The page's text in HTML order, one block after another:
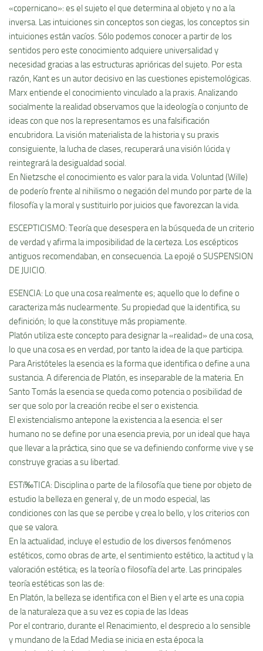
«copernicano»: es el sujeto el que determina al objeto y no a la
inversa. Las intuiciones sin conceptos son ciegas, los conceptos sin
intuiciones están vací­os. Sólo podemos conocer a partir de los
sentidos pero este conocimiento adquiere universalidad y
necesidad gracias a las estructuras aprióricas del sujeto. Por esta
razón, Kant es un autor decisivo en las cuestiones epistemológicas.
Marx entiende el conocimiento vinculado a la praxis. Analizando
socialmente la realidad observamos que la ideologí­a o conjunto de
ideas con que nos la representamos es una falsificación
encubridora. La visión materialista de la historia y su praxis
consiguiente, la lucha de clases, recuperará una visión lúcida y
reintegrará la desigualdad social.
En Nietzsche el conocimiento es valor para la vida. Voluntad (Wille)
de poderí­o frente al nihilismo o negación del mundo por parte de la
filosofí­a y la moral y sustituirlo por juicios que favorezcan la vida.
ESCEPTICISMO: Teorí­a que desespera en la búsqueda de un criterio
de verdad y afirma la imposibilidad de la certeza. Los escépticos
antiguos recomendaban, en consecuencia. La epojé o SUSPENSION
DE JUICIO.
ESENCIA: Lo que una cosa realmente es; aquello que lo define o
caracteriza más nuclearmente. Su propiedad que la identifica, su
definición; lo que la constituye más propiamente.
Platón utiliza este concepto para designar la «realidad» de una cosa,
lo que una cosa es en verdad, por tanto la idea de la que participa.
Para Aristóteles la esencia es la forma que identifica o define a una
sustancia. A diferencia de Platón, es inseparable de la materia. En
Santo Tomás la esencia se queda como potencia o posibilidad de
ser que solo por la creación recibe el ser o existencia.
El existencialismo antepone la existencia a la esencia: el ser
humano no se define por una esencia previa, por un ideal que haya
que llevar a la práctica, sino que se va definiendo conforme vive y se
construye gracias a su libertad.
ESTí‰TICA: Disciplina o parte de la filosofí­a que tiene por objeto de
estudio la belleza en general y, de un modo especial, las
condiciones con las que se percibe y crea lo bello, y los criterios con
que se valora.
En la actualidad, incluye el estudio de los diversos fenómenos
estéticos, como obras de arte, el sentimiento estético, la actitud y la
valoración estética; es la teorí­a o filosofí­a del arte. Las principales
teorí­a estéticas son las de:
En Platón, la belleza se identifica con el Bien y el arte es una copia
de la naturaleza que a su vez es copia de las Ideas
Por el contrario, durante el Renacimiento, el desprecio a lo sensible
y mundano de la Edad Media se inicia en esta época la